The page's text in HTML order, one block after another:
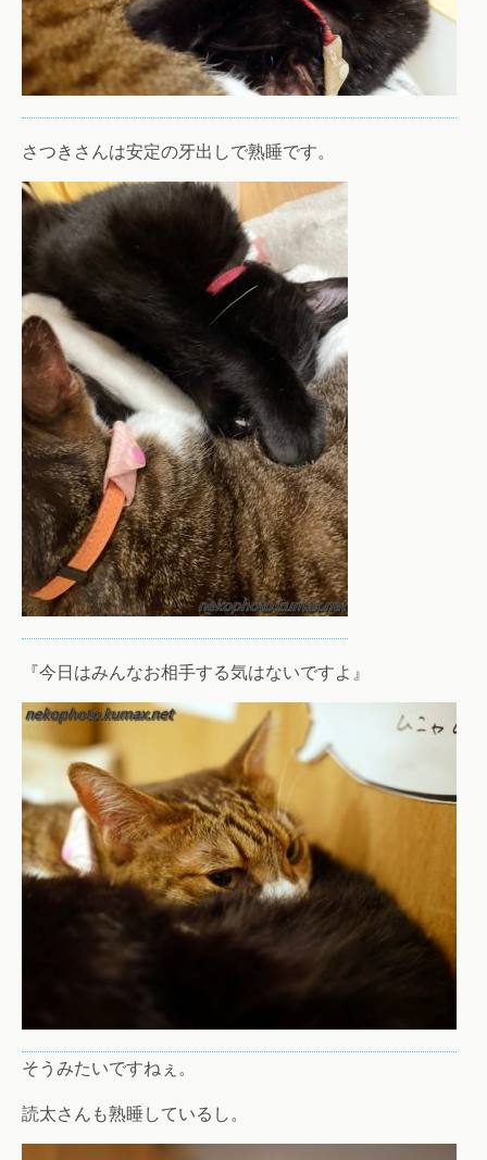
さつきさんは安定の牙出しで熟睡です。
『今日はみんなお相手する気はないですよ』
そうみたいですねぇ。
読太さんも熟睡しているし。